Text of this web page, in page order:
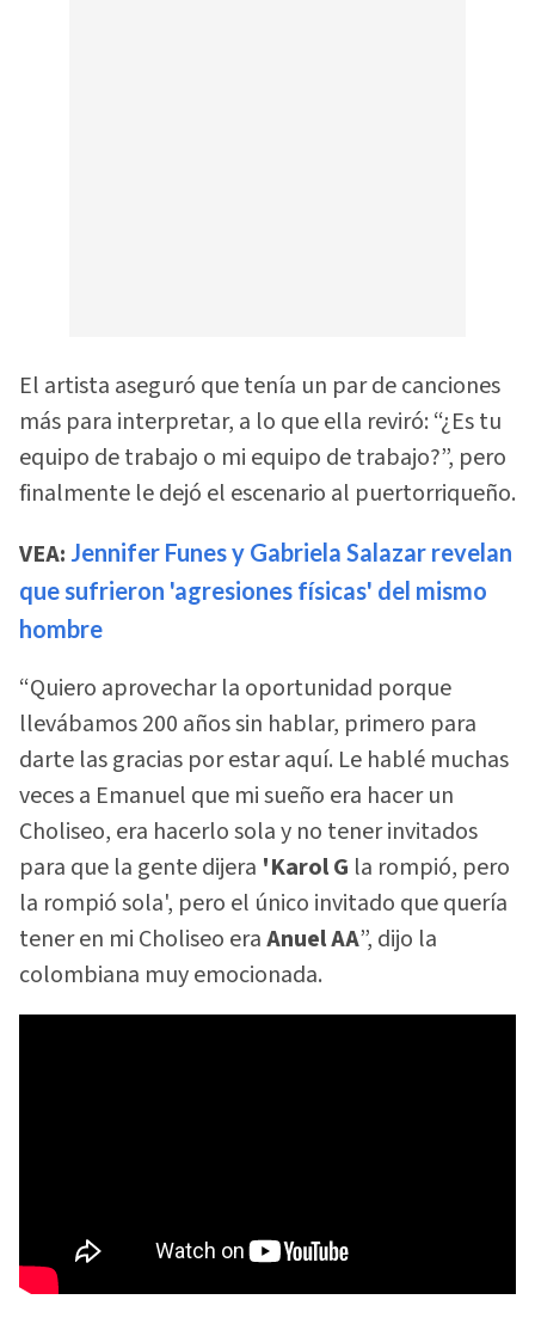
El artista aseguró que tenía un par de canciones
más para interpretar, a lo que ella reviró: “¿Es tu
equipo de trabajo o mi equipo de trabajo?”, pero
finalmente le dejó el escenario al puertorriqueño.
VEA: Jennifer Funes y Gabriela Salazar revelan
que sufrieron 'agresiones físicas' del mismo
hombre
“Quiero aprovechar la oportunidad porque
llevábamos 200 años sin hablar, primero para
darte las gracias por estar aquí. Le hablé muchas
veces a Emanuel que mi sueño era hacer un
Choliseo, era hacerlo sola y no tener invitados
para que la gente dijera 'Karol G la rompió, pero
la rompió sola', pero el único invitado que quería
tener en mi Choliseo eraAnuel AA”, dijo la
colombiana muy emocionada.